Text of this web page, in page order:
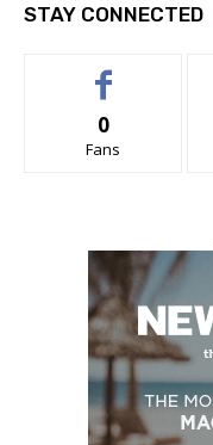
STAY CONNECTED
0
Fans